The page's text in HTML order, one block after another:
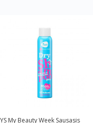
My Beauty Week Sausasis